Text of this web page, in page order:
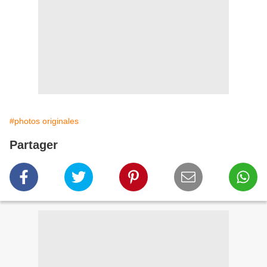
#photos originales
Partager